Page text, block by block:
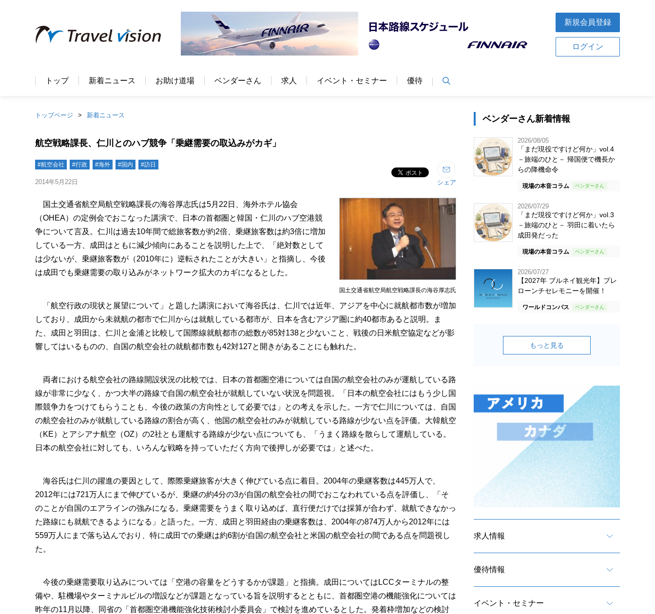
新規会員登録
ログイン
トップ 新着ニュース お助け道場 ベンダーさん 求人 イベント・セミナー 優待
トップページ 新着ニュース
航空戦略課長、仁川とのハブ競争「乗継需要の取込みがカギ」
#航空会社 #行政 #海外 #国内 #訪日
2014年5月22日 シェア
国土交通省航空局航空戦略課長の海谷厚志氏
国土交通省航空局航空戦略課長の海谷厚志氏は5月22日、海外ホテル協会
（OHEA）の定例会でおこなった講演で、日本の首都圏と韓国・仁川のハブ空港競
争について言及。仁川は過去10年間で総旅客数が約2倍、乗継旅客数は約3倍に増加
している一方、成田はともに減少傾向にあることを説明した上で、「絶対数として
は少ないが、乗継旅客数が（2010年に）逆転されたことが大きい」と指摘し、今後
は成田でも乗継需要の取り込みがネットワーク拡大のカギになるとした。
「航空行政の現状と展望について」と題した講演において海谷氏は、仁川では近年、アジアを中心に就航都市数が増加
しており、成田から未就航の都市で仁川からは就航している都市が、日本を含むアジア圏に約40都市あると説明。ま
た、成田と羽田は、仁川と金浦と比較して国際線就航都市の総数が85対138と少ないこと、戦後の日米航空協定などが影
響してはいるものの、自国の航空会社の就航都市数も42対127と開きがあることにも触れた。
両者における航空会社の路線開設状況の比較では、日本の首都圏空港については自国の航空会社のみが運航している路
線が非常に少なく、かつ大半の路線で自国の航空会社が就航していない状況を問題視。「日本の航空会社にはもう少し国
際競争力をつけてもらうことも、今後の政策の方向性として必要では」との考えを示した。一方で仁川については、自国
の航空会社のみが就航している路線の割合が高く、他国の航空会社のみが就航している路線が少ない点を評価。大韓航空
（KE）とアシアナ航空（OZ）の2社とも運航する路線が少ない点についても、「うまく路線を散らして運航している。
日本の航空会社に対しても、いろんな戦略を持っていただく方向で後押しが必要では」と述べた。
海谷氏は仁川の躍進の要因として、際際乗継旅客が大きく伸びている点に着目。2004年の乗継客数は445万人で、
2012年には721万人にまで伸びているが、乗継の約4分の3が自国の航空会社の間でおこなわれている点を評価し、「そ
のことが自国のエアラインの強みになる。乗継需要をうまく取り込めば、直行便だけでは採算が合わず、就航できなかっ
た路線にも就航できるようになる」と語った。一方、成田と羽田経由の乗継客数は、2004年の874万人から2012年には
559万人にまで落ち込んでおり、特に成田での乗継は約6割が自国の航空会社と米国の航空会社の間である点を問題視し
た。
今後の乗継需要取り込みについては「空港の容量をどうするかが課題」と指摘。成田についてはLCCターミナルの整
備や、駐機場やターミナルビルの増設などが課題となっている旨を説明するとともに、首都圏空港の機能強化については
昨年の11月以降、同省の「首都圏空港機能強化技術検討小委員会」で検討を進めているとした。発着枠増加などの検討
ベンダーさん新着情報
2026/08/05
「まだ現役ですけど何か」vol.4
－旅端のひと－ 帰国便で機長か
らの降機命令
現場の本音コラム
2026/07/29
「まだ現役ですけど何か」vol.3
－旅端のひと－ 羽田に着いたら
成田発だった
現場の本音コラム
2026/07/27
【2027年 ブルネイ観光年】プレ
ローンチセレモニーを開催！
ワールドコンパス
もっと見る
求人情報
優待情報
イベント・セミナー